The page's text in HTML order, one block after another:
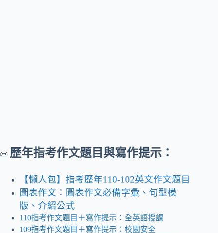
📜 歷年指考作文題目與寫作提示：
【懶人包】指考歷年110-102英文作文題目
圖表作文：圖表作文必備字彙、句型模
版、介紹公式
110指考作文題目＋寫作提示：全英語授課
109指考作文題目＋寫作提示：校園安全